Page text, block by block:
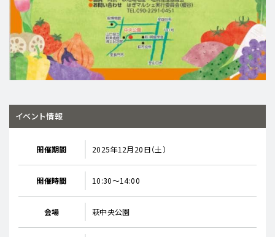
イベント情報
開催期間 2025年12月20日（土）
開催時間 10:30～14:00
会場 萩中央公園